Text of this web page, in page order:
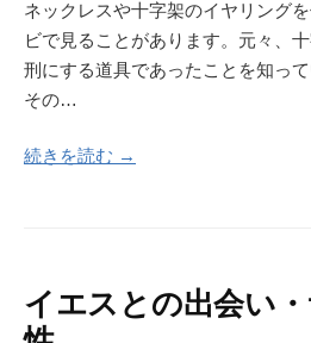
ネックレスや十字架のイヤリング
ビで見ることがあります。元々、
刑にする道具であったことを知っ
その…
続きを読む →
イエスとの出会い